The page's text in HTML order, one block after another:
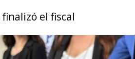
finalizó el fiscal